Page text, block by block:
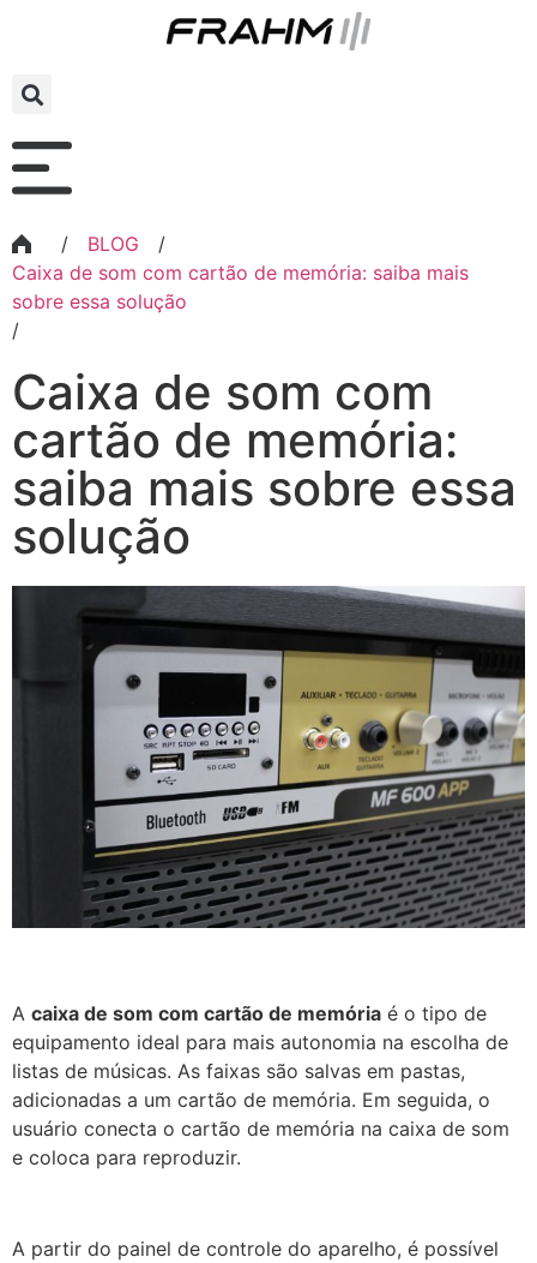
/ BLOG
/
Caixa de som com cartão de memória: saiba mais
sobre essa solução
/
Caixa de som com
cartão de memória:
saiba mais sobre essa
solução
A caixa de som com cartão de memória é o tipo de
equipamento ideal para mais autonomia na escolha de
listas de músicas. As faixas são salvas em pastas,
adicionadas a um cartão de memória. Em seguida, o
usuário conecta o cartão de memória na caixa de som
e coloca para reproduzir.
A partir do painel de controle do aparelho, é possível